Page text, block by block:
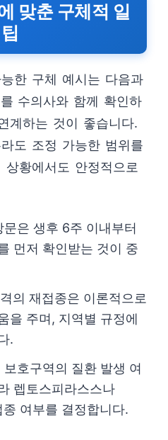
맞춘 구체적 일
한 구체 예시는 다음과
수의사와 함께 확인하
계하는 것이 좋습니다.
도 조정 가능한 범위를
황에서도 안정적으로
은 생후 6주 이내부터
먼저 확인받는 것이 중
의 재접종은 이론적으로
을 주며, 지역별 규정에
.
호구역의 질환 발생 여
렙토스피라스스나
여부를 결정합니다.